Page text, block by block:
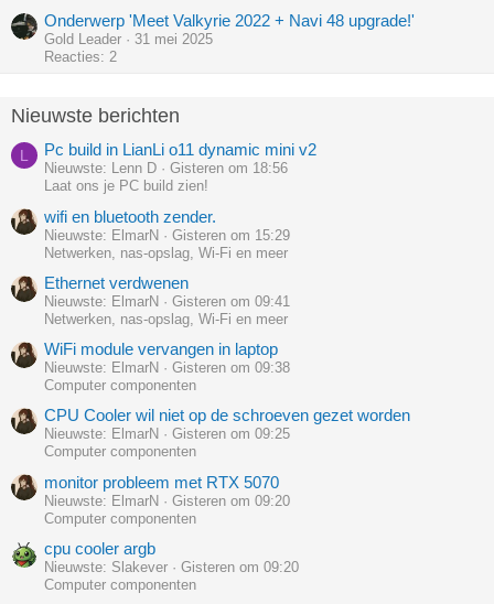
Onderwerp 'Meet Valkyrie 2022 + Navi 48 upgrade!'
Gold Leader
31 mei 2025
Reacties: 2
Nieuwste berichten
L Pc build in LianLi o11 dynamic mini v2
Nieuwste: Lenn D
Gisteren om 18:56
Laat ons je PC build zien!
wifi en bluetooth zender.
Nieuwste: ElmarN
Gisteren om 15:29
Netwerken, nas-opslag, Wi-Fi en meer
Ethernet verdwenen
Nieuwste: ElmarN
Gisteren om 09:41
Netwerken, nas-opslag, Wi-Fi en meer
WiFi module vervangen in laptop
Nieuwste: ElmarN
Gisteren om 09:38
Computer componenten
CPU Cooler wil niet op de schroeven gezet worden
Nieuwste: ElmarN
Gisteren om 09:25
Computer componenten
monitor probleem met RTX 5070
Nieuwste: ElmarN
Gisteren om 09:20
Computer componenten
cpu cooler argb
Nieuwste: Slakever
Gisteren om 09:20
Computer componenten